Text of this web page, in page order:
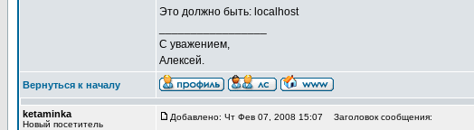
Это должно быть: localhost
С уважением,
Алексей.
Вернуться к началу
ketaminka
Новый посетитель
Добавлено: Чт Фев 07, 2008 15:07 Заголовок сообщения: